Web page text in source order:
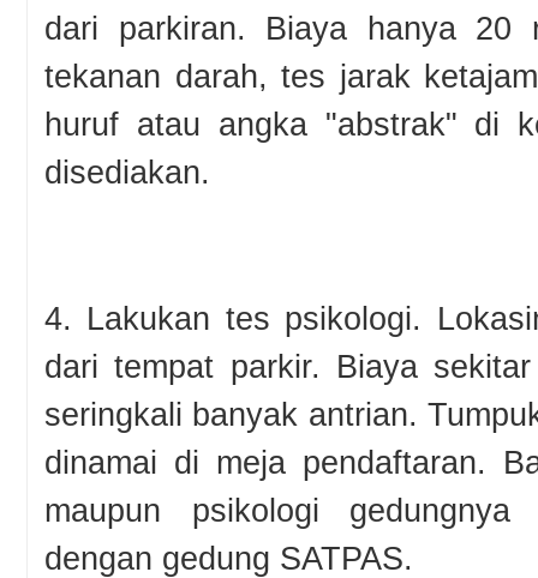
dari parkiran. Biaya hanya 20
tekanan darah, tes jarak
huruf atau angka "abstrak" di
disediakan.
4. Lakukan tes psikologi.
dari tempat parkir. Biaya
seringkali banyak antrian.
dinamai di meja pendaftaran.
maupun psikologi gedungnya
dengan gedung SATPAS.